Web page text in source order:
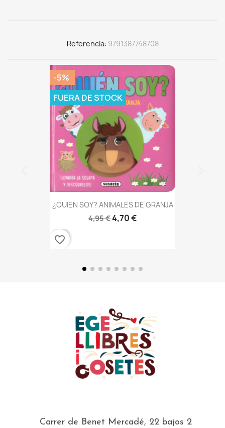
Referencia 9791387748708
¿QUIEN SOY? ANIMALES DE GRANJA
4,95 €4,70 €
-5%
FUERA DE STOCK
favorite_border
Carrer de Benet Mercadé, 22 bajos 2